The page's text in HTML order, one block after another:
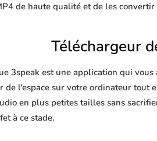
de haute qualité et de les
Téléchargeur
3speak est une application qui
de l'espace sur votre ordinateur tout
en plus petites tailles sans
à ce stade.